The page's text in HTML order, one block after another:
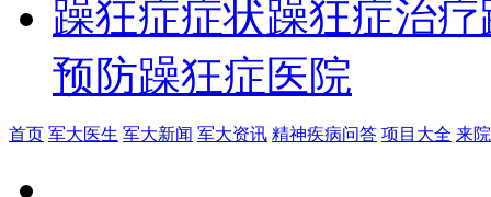
躁狂症症状躁狂症治疗
预防躁狂症医院
首页 军大医生 军大新闻 军大资讯 精神疾病问答 项目大全 来